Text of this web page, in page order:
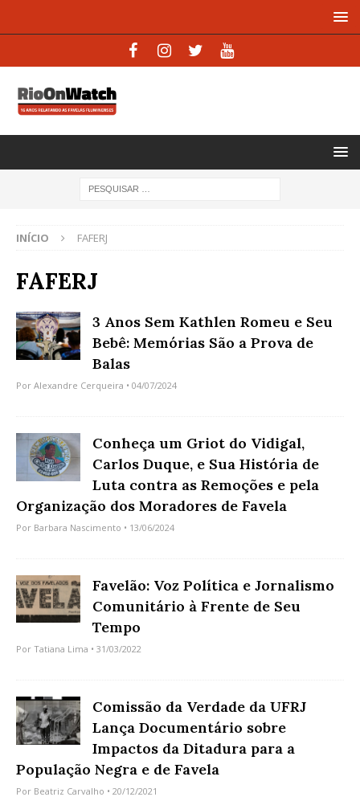
INÍCIO FAFERJ
FAFERJ
3 Anos Sem Kathlen Romeu e Seu
Bebê: Memórias São a Prova de
Balas
Por Alexandre Cerqueira • 04/07/2024
Conheça um Griot do Vidigal,
Carlos Duque, e Sua História de
Luta contra as Remoções e pela
Organização dos Moradores de Favela
Por Barbara Nascimento • 13/06/2024
Favelão: Voz Política e Jornalismo
Comunitário à Frente de Seu
Tempo
Por Tatiana Lima • 31/03/2022
Comissão da Verdade da UFRJ
Lança Documentário sobre
Impactos da Ditadura para a
População Negra e de Favela
Por Beatriz Carvalho • 20/12/2021